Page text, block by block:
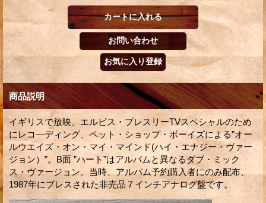
商品説明
イギリスで放映、エルビス・プレスリーTVスペシャルのため
にレコ―ディング、ペット・ショップ・ボーイズによる”オー
ルウエイズ・オン・マイ・マインド(ハイ・エナジー・ヴァー
ジョン）”。B面 ”ハート”はアルバムと異なるダブ・ミック
ス・ヴァージョン。当時、アルバム予約購入者にのみ配布、
1987年にプレスされた非売品７インチアナログ盤です。